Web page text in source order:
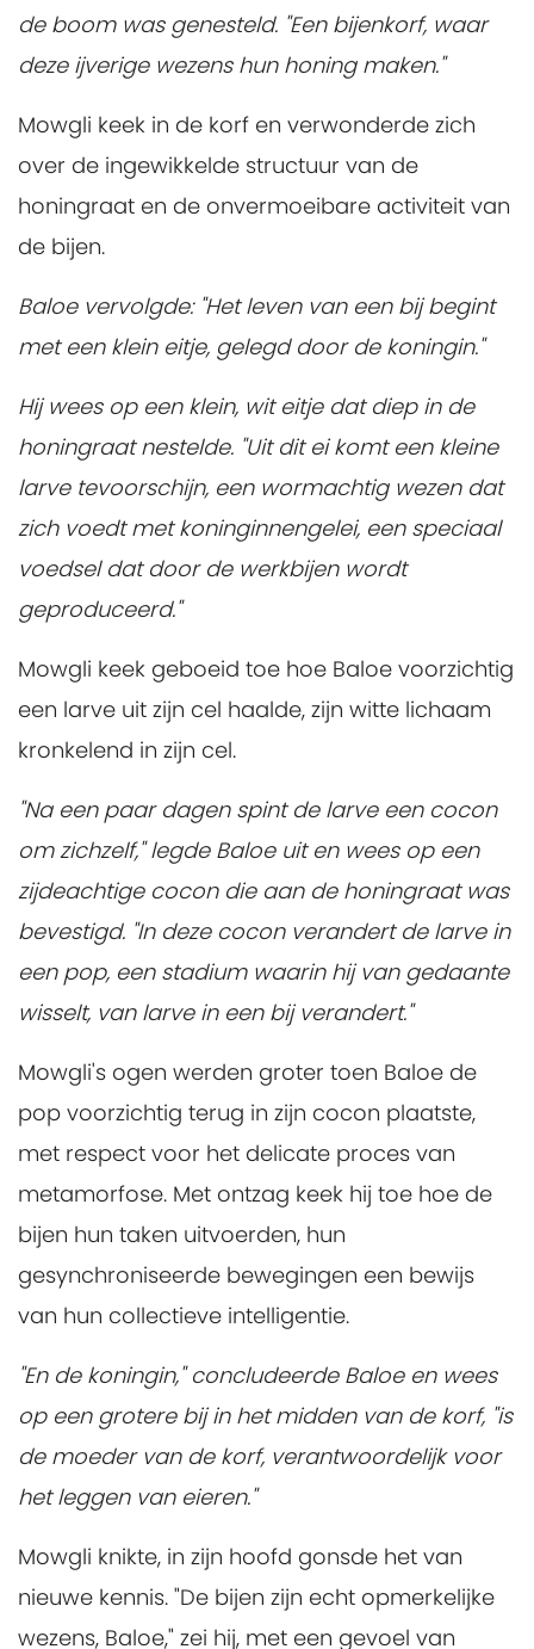
de boom was genesteld. "Een bijenkorf, waar
deze ijverige wezens hun honing maken."
Mowgli keek in de korf en verwonderde zich
over de ingewikkelde structuur van de
honingraat en de onvermoeibare activiteit van
de bijen.
Baloe vervolgde: "Het leven van een bij begint
met een klein eitje, gelegd door de koningin."
Hij wees op een klein, wit eitje dat diep in de
honingraat nestelde. "Uit dit ei komt een kleine
larve tevoorschijn, een wormachtig wezen dat
zich voedt met koninginnengelei, een speciaal
voedsel dat door de werkbijen wordt
geproduceerd."
Mowgli keek geboeid toe hoe Baloe voorzichtig
een larve uit zijn cel haalde, zijn witte lichaam
kronkelend in zijn cel.
"Na een paar dagen spint de larve een cocon
om zichzelf," legde Baloe uit en wees op een
zijdeachtige cocon die aan de honingraat was
bevestigd. "In deze cocon verandert de larve in
een pop, een stadium waarin hij van gedaante
wisselt, van larve in een bij verandert."
Mowgli's ogen werden groter toen Baloe de
pop voorzichtig terug in zijn cocon plaatste,
met respect voor het delicate proces van
metamorfose. Met ontzag keek hij toe hoe de
bijen hun taken uitvoerden, hun
gesynchroniseerde bewegingen een bewijs
van hun collectieve intelligentie.
"En de koningin," concludeerde Baloe en wees
op een grotere bij in het midden van de korf, "is
de moeder van de korf, verantwoordelijk voor
het leggen van eieren."
Mowgli knikte, in zijn hoofd gonsde het van
nieuwe kennis. "De bijen zijn echt opmerkelijke
wezens, Baloe," zei hij, met een gevoel van